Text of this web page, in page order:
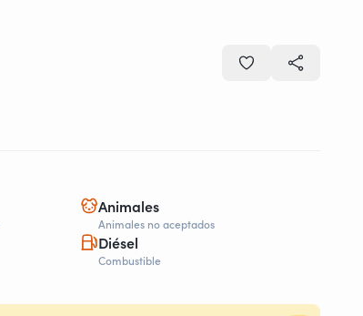
Animales
Animales no aceptados
Diésel
Combustible